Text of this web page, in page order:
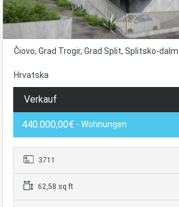
Čiovo, Grad Trogir, Grad Split, Splitsko-
Hrvatska
Verkauf
440.000,00€ - Wohnungen
3711
62,58 sq ft